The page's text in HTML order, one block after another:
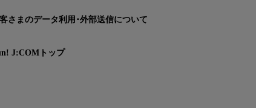
さまのデータ利用･外部送信について
J:COMトップ